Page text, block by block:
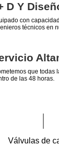
D Y
con
técnicos en
que todas
de las 48 horas.
Válvulas de